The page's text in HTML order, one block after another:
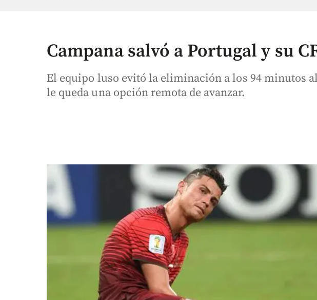
Campana salvó a Portugal y su
El equipo luso evitó la eliminación a los 94 minutos
le queda una opción remota de avanzar.